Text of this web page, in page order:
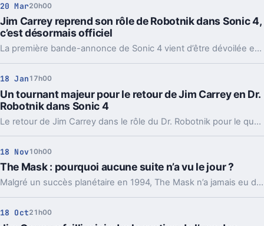
20 Mar20h00
Jim Carrey reprend son rôle de Robotnik dans Sonic 4,
c’est désormais officiel
La première bande-annonce de Sonic 4 vient d’être dévoilée et confirme la participation de Jim Carrey dans le rôle du célèbre docteur Robotnik, ravivant ainsi l’intérêt des fans pour cette nouvelle aventure cinématographique inspirée du jeu vidéo.
18 Jan 17h00
Un tournant majeur pour le retour de Jim Carrey en Dr.
Robotnik dans Sonic 4
Le retour de Jim Carrey dans le rôle du Dr. Robotnik pour le quatrième volet de la saga Sonic connaît une évolution importante. De nouvelles informations viennent éclairer la participation de l’acteur dans cette suite très attendue par les fans.
18 Nov10h00
The Mask : pourquoi aucune suite n’a vu le jour ?
Malgré un succès planétaire en 1994, The Mask n’a jamais eu de véritable suite, un choix lié à Jim Carrey et aux contraintes contractuelles.
18 Oct21h00